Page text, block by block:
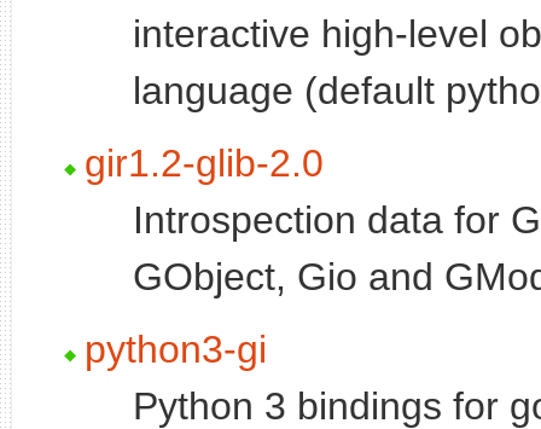
interactive high-level
language (default
gir1.2-glib-2.0
Introspection data for
GObject, Gio and
python3-gi
Python 3 bindings for